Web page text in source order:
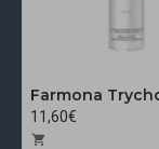
11,60€